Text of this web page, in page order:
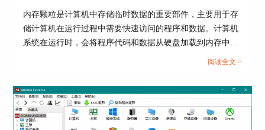
够查看本机电脑的登录用户与登录服务器、登录
域。例如，笔者的电脑除了自身登录使用之外，还
有另一人也登陆了这台电脑。如果你的电脑有其他
用户登录，那么需要提高警惕。
内存颗粒是计算机中存储临时数据的重要部件，主要用于存
储计算机在运行过程中需要快速访问的程序和数据。计算机
系统在运行时，会将程序代码和数据从硬盘加载到内存中，
以便CPU可以高速访问。内存颗粒通过SRAM和DRAM这两
统的性能，我们可以借助专业硬件管理软件AIDA64查看内
存颗粒型号。关于AIDA64怎么看内存颗粒，AIDA64设置副
屏教程是怎样的，本文向大家作简单介绍。...
阅读全文 >